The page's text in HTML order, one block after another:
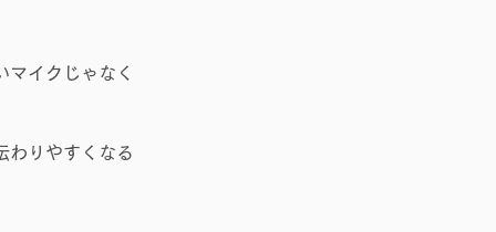
マイクじゃなく
わりやすくなる